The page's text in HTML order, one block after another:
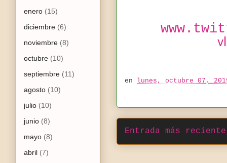
en lunes, octubre 07,
Entrada más reciente
enero (15)
diciembre (6)
noviembre (8)
octubre (10)
septiembre (11)
agosto (10)
julio (10)
junio (8)
mayo (8)
abril (7)